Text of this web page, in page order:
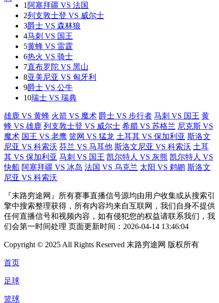
1 阿塞拜疆 VS 法国
2列支敦士登 VS 威尔士
3爵士 VS 森林狼
4马刺 VS 国王
5黄蜂 VS 雷霆
6热火 VS 骑士
7直布罗陀 VS 黑山
8亚美尼亚 VS 匈牙利
9爵士 VS 公牛
10瑞士 VS 瑞典
雄鹿 VS 黄蜂 火箭 VS 魔术 爵士 VS 步行者 马刺 VS 国王 黄
蜂 VS 雄鹿 列支敦士登 VS 威尔士 希腊 VS 苏格兰 尼克斯 VS
魔术 国王 VS 老鹰 篮网 VS 猛龙 土耳其 VS 保加利亚 斯洛文
尼亚 VS 科索沃 芬兰 VS 马耳他 斯洛文尼亚 VS 科索沃 土耳
其 VS 保加利亚 马刺 VS 国王 凯尔特人 VS 灰熊 凯尔特人 VS
快船 阿塞拜疆 VS 冰岛 法国 VS 乌克兰 太阳 VS 鹈鹕 斯洛文
尼亚 VS 科索沃
『末路穷途网』所有赛事直播信号源均由用户收集或从搜索引
擎中搜索整理获得，所有内容均来自互联网，我们自身不提供
任何直播信号和视频内容，如有侵犯您的权益请联系我们，我
们会第一时间处理 页面更新时间：2026-04-14 13:46:04
Copyright © 2025 All Rights Reserved 末路穷途网 版权所有
首页
足球
篮球